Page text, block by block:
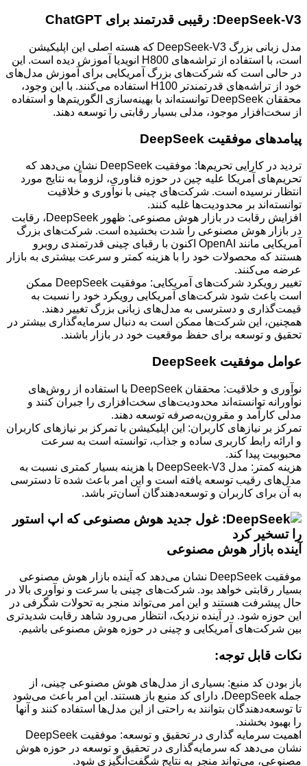
DeepSeek-V3: رقیبی قدرتمند برای ChatGPT
مدل زبانی بزرگ DeepSeek-V3 که هسته اصلی این اپلیکیشن
است، با استفاده از تراشه‌های H800 انویدیا آموزش دیده است. این
در حالی است که شرکت‌های بزرگ آمریکایی برای آموزش مدل‌های
خود از تراشه‌های قدرتمندتر H100 استفاده می‌کنند. با این وجود،
محققان DeepSeek توانسته‌اند با بهینه‌سازی الگوریتم‌ها و استفاده
از سخت‌افزار موجود، مدلی بسیار رقابتی را توسعه دهند.
پیامدهای موفقیت DeepSeek
تردید در کارایی تحریم‌ها: موفقیت DeepSeek نشان می‌دهد که
تحریم‌های آمریکا علیه چین در حوزه فناوری، لزوماً به نتایج مورد
انتظار نرسیده است. شرکت‌های چینی با نوآوری و خلاقیت
توانسته‌اند بر محدودیت‌ها غلبه کنند.
افزایش رقابت در بازار هوش مصنوعی: ظهور DeepSeek، رقابت
در بازار هوش مصنوعی را شدت بخشیده است. شرکت‌های بزرگ
آمریکایی مانند OpenAI اکنون با رقبای چینی قدرتمندی روبرو
هستند که محصولات خود را با هزینه کمتر و سرعت بیشتری به بازار
عرضه می‌کنند.
تغییر رویکرد شرکت‌های آمریکایی: موفقیت DeepSeek ممکن
است باعث شود شرکت‌های آمریکایی رویکرد خود را نسبت به
قیمت‌گذاری و دسترسی به مدل‌های زبانی بزرگ تغییر دهند.
همچنین، این شرکت‌ها ممکن است به دنبال سرمایه‌گذاری بیشتر در
تحقیق و توسعه برای حفظ موقعیت خود در بازار باشند.
عوامل موفقیت DeepSeek
نوآوری و خلاقیت: محققان DeepSeek با استفاده از روش‌های
نوآورانه توانسته‌اند محدودیت‌های سخت‌افزاری را جبران کنند و
مدلی کارآمد و مقرون‌به‌صرفه توسعه دهند.
تمرکز بر نیازهای کاربران: این اپلیکیشن با تمرکز بر نیازهای کاربران
و ارائه رابط کاربری ساده و جذاب، توانسته است به سرعت
محبوبیت پیدا کند.
هزینه کمتر: مدل DeepSeek-V3 با هزینه بسیار کمتری نسبت به
مدل‌های رقیب توسعه یافته است و این امر باعث شده تا دسترسی
به آن برای کاربران و توسعه‌دهندگان آسان‌تر باشد.
آینده بازار هوش مصنوعی
موفقیت DeepSeek نشان می‌دهد که آینده بازار هوش مصنوعی
بسیار رقابتی خواهد بود. شرکت‌های چینی با سرعت و نوآوری بالا در
حال پیشرفت هستند و این امر می‌تواند منجر به تحولات شگرفی در
این حوزه شود. در آینده نزدیک، انتظار می‌رود شاهد رقابت شدیدتری
بین شرکت‌های آمریکایی و چینی در حوزه هوش مصنوعی باشیم.
نکات قابل توجه:
باز بودن کد منبع: بسیاری از مدل‌های هوش مصنوعی چینی، از
جمله DeepSeek، دارای کد منبع باز هستند. این امر باعث می‌شود
تا توسعه‌دهندگان بتوانند به راحتی از این مدل‌ها استفاده کنند و آنها
را بهبود بخشند.
اهمیت سرمایه گذاری در تحقیق و توسعه: موفقیت DeepSeek
نشان می‌دهد که سرمایه‌گذاری در تحقیق و توسعه در حوزه هوش
مصنوعی، می‌تواند منجر به نتایج شگفت‌انگیزی شود.